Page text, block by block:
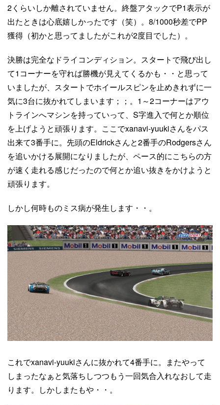
2くらいしか離されていません。終盤アタックでP1表示が
出たときは心底嬉しかったです（笑）。8/1000秒差でPP
獲得（初かと思ってましたがこれが2度目でした）。
決勝は完全なドライコンディション。スタートで飛び出し
て1コーナーを守れば勝機が見えてくるかも・・と思って
いましたが、スタートでホイールスピンを止めきれずに一
気に3台に抜かれてしまいます；；。1～2コーナーはアウ
トラインへマシンを持っていって、S字進入で何とか順位
を上げようと頑張ります。ここでxanavi-yuukiさんをパス
出来て3番手に。先頭のEldrickさんと2番手のRodgersさん
を追いかける展開になりましたが、ペース的にこちらの方
が速く走れる感じだったので何とか追い抜きをかけようと
頑張ります。
しかし何時ものミス病が発生します・・。
これでxanavi-yuukiさんに抜かれて4番手に。またやって
しまったなぁと気落ちしつつもう一回気合入れなおして走
ります。しかしまたもや・・。